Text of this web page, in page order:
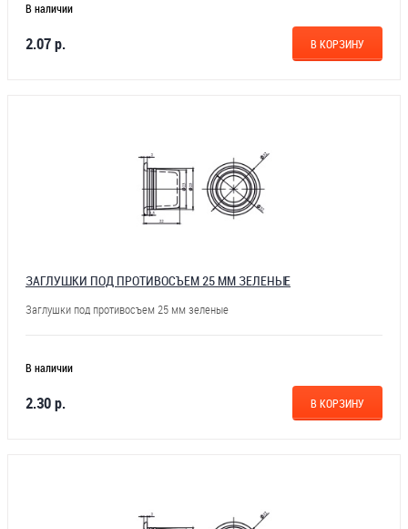
В наличии
2.07 р. В КОРЗИНУ
ЗАГЛУШКИ ПОД ПРОТИВОСЪЕМ 25 ММ ЗЕЛЕНЫЕ
Заглушки под противосъем 25 мм зеленые
В наличии
2.30 р. В КОРЗИНУ